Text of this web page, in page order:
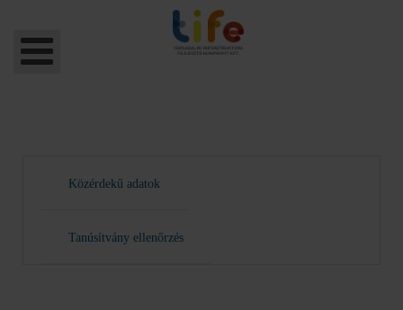
Közérdekű adatok
Tanúsítvány ellenőrzés